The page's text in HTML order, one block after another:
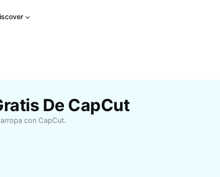
De CapCut
con CapCut.